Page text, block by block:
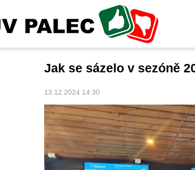
Jak se sázelo v sezóně
13.12.2024 14:30